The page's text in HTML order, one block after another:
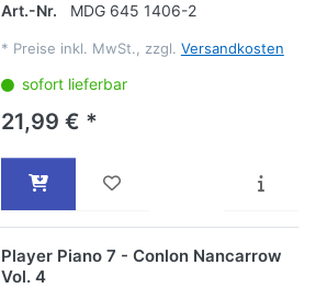
Art.-Nr.
MDG 645 1406-2
* Preise inkl. MwSt., zzgl. Versandkosten
sofort lieferbar
21,99 € *
Player Piano 7 - Conlon Nancarrow
Vol. 4